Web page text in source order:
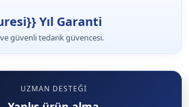
Yıl Garanti
güvenli tedarik güvencesi.
UZMAN DESTEĞI